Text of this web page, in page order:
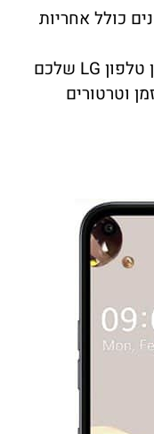
כולל אחריות
תיקון טלפון LG שלכם
וטרטורים